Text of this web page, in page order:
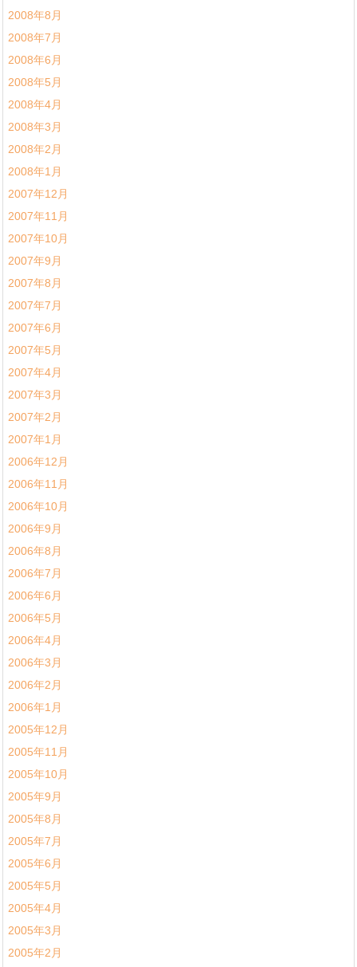
2008年8月
2008年7月
2008年6月
2008年5月
2008年4月
2008年3月
2008年2月
2008年1月
2007年12月
2007年11月
2007年10月
2007年9月
2007年8月
2007年7月
2007年6月
2007年5月
2007年4月
2007年3月
2007年2月
2007年1月
2006年12月
2006年11月
2006年10月
2006年9月
2006年8月
2006年7月
2006年6月
2006年5月
2006年4月
2006年3月
2006年2月
2006年1月
2005年12月
2005年11月
2005年10月
2005年9月
2005年8月
2005年7月
2005年6月
2005年5月
2005年4月
2005年3月
2005年2月